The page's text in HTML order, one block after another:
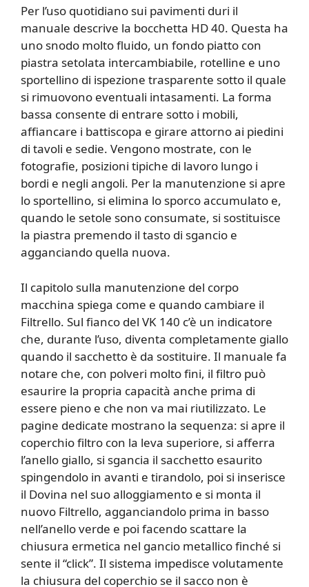
Per l’uso quotidiano sui pavimenti duri il
manuale descrive la bocchetta HD 40. Questa ha
uno snodo molto fluido, un fondo piatto con
piastra setolata intercambiabile, rotelline e uno
sportellino di ispezione trasparente sotto il quale
si rimuovono eventuali intasamenti. La forma
bassa consente di entrare sotto i mobili,
affiancare i battiscopa e girare attorno ai piedini
di tavoli e sedie. Vengono mostrate, con le
fotografie, posizioni tipiche di lavoro lungo i
bordi e negli angoli. Per la manutenzione si apre
lo sportellino, si elimina lo sporco accumulato e,
quando le setole sono consumate, si sostituisce
la piastra premendo il tasto di sgancio e
agganciando quella nuova.
Il capitolo sulla manutenzione del corpo
macchina spiega come e quando cambiare il
Filtrello. Sul fianco del VK 140 c’è un indicatore
che, durante l’uso, diventa completamente giallo
quando il sacchetto è da sostituire. Il manuale fa
notare che, con polveri molto fini, il filtro può
esaurire la propria capacità anche prima di
essere pieno e che non va mai riutilizzato. Le
pagine dedicate mostrano la sequenza: si apre il
coperchio filtro con la leva superiore, si afferra
l’anello giallo, si sgancia il sacchetto esaurito
spingendolo in avanti e tirandolo, poi si inserisce
il Dovina nel suo alloggiamento e si monta il
nuovo Filtrello, agganciandolo prima in basso
nell’anello verde e poi facendo scattare la
chiusura ermetica nel gancio metallico finché si
sente il “click”. Il sistema impedisce volutamente
la chiusura del coperchio se il sacco non è